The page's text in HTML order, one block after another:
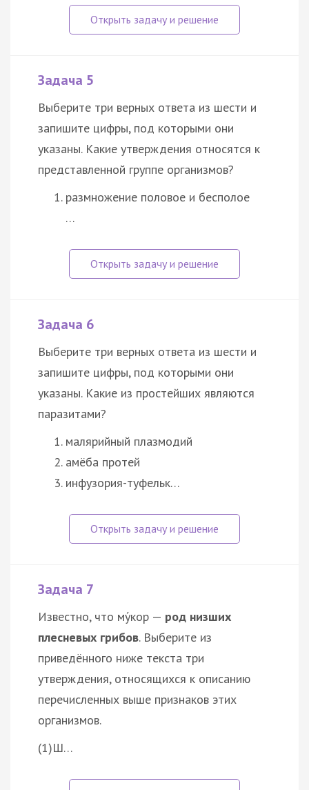
Задача 5
Выберите три верных ответа из шести и
запишите цифры, под которыми они
указаны. Какие утверждения относятся к
представленной группе организмов?
размножение половое и бесполое
…
Задача 6
Выберите три верных ответа из шести и
запишите цифры, под которыми они
указаны. Какие из простейших являются
паразитами?
малярийный плазмодий
амёба протей
инфузория-туфельк…
Задача 7
Известно, что му́кор — род низших
плесневых грибов. Выберите из
приведённого ниже текста три
утверждения, относящихся к описанию
перечисленных выше признаков этих
организмов.
(1)Ш…